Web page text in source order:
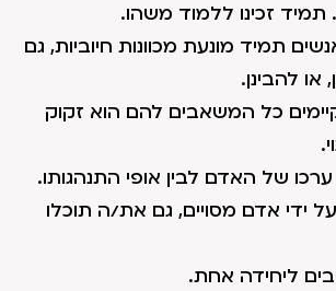
תמיד זכינו ללמוד משהו.
תמיד מונעת מכוונות חיוביות, גם
להבינן.
כל המשאבים להם הוא זקוק
ערכו של האדם לבין אופי התנהגותו.
ידי אדם מסויים, גם את/ה תוכלו
ליחידה אחת.